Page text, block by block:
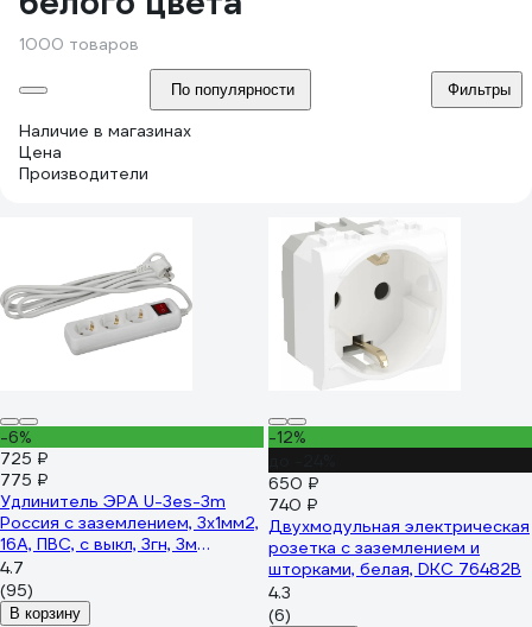
1000 товаров
По популярности Фильтры
Наличие в магазинах
Цена
Производители
-6%
725 ₽
775 ₽
Удлинитель ЭРА U-3es-3m
Россия с заземлением, 3x1мм2,
16A, ПВС, с выкл, 3гн, 3м
Б0028378
4.7
(95)
В корзину
-12%
650 ₽
740 ₽
Двухмодульная электрическая
розетка с заземлением и
шторками, белая, DKC 76482B
4.3
(6)